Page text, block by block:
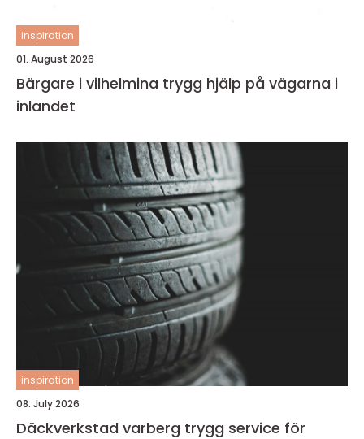
inspiration
01. August 2026
Bärgare i vilhelmina trygg hjälp på vägarna i
inlandet
inspiration
08. July 2026
Däckverkstad varberg trygg service för